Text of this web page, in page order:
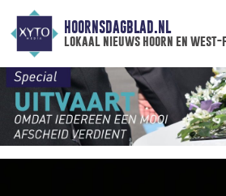
HOORNSDAGBLAD.NL
lokaal nieuws hoorn en